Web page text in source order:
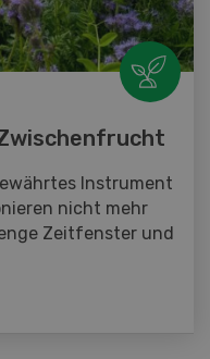
Instrument
nicht mehr
Zeitfenster und